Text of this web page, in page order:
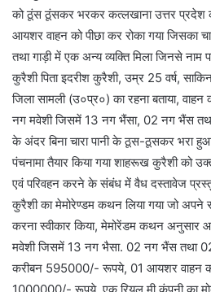
को ठूंस ठूंसकर भरकर कत्लखाना उत्तर प्रदेश
आयशर वाहन को पीछा कर रोका गया जिसका
तथा गाड़ी में एक अन्य व्यक्ति मिला जिनसे
कुरैशी पिता इदरीश कुरैशी, उम्र 25 वर्ष,
जिला सामली (उ०प्र०) का रहना बताया,
नग मवेशी जिसमें 13 नग भैंसा, 02 नग भैंस
के अंदर बिना चारा पानी के ठूस-ठूसकर भरा हुआ
पंचनामा तैयार किया गया शाहरूख कुरैशी को
एवं परिवहन करने के संबंध में वैध दस्तावेज
कुरैशी का मेमोरेण्डम कथन लिया गया जो अपने
करना स्वीकार किया, मेमोरेंडम कथन
मवेशी जिसमें 13 नग भैसा. 02 नग भैंस तथा
करीबन 595000/- रूपये, 01 आयशर वाहन